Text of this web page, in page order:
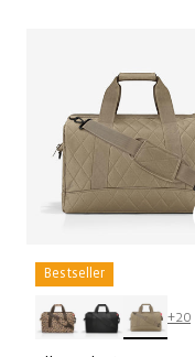
Bestseller
+20